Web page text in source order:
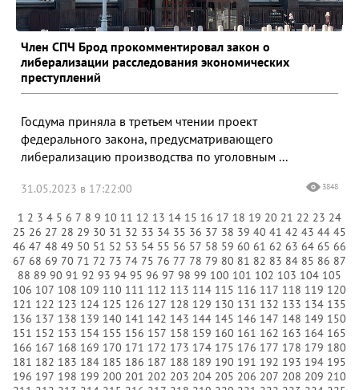
Член СПЧ Брод прокомментировал закон о
либерализации расследования экономических
преступлений
Госдума приняла в третьем чтении проект
федерального закона, предусматривающего
либерализацию производства по уголовным ...
31.05.2023 в 17:22:00 3848
1 2 3 4 5 6 7 8 9 10 11 12 13 14 15 16 17 18 19 20 21 22 23 24
25 26 27 28 29 30 31 32 33 34 35 36 37 38 39 40 41 42 43 44 45
46 47 48 49 50 51 52 53 54 55 56 57 58 59 60 61 62 63 64 65 66
67 68 69 70 71 72 73 74 75 76 77 78 79 80 81 82 83 84 85 86 87
88 89 90 91 92 93 94 95 96 97 98 99 100 101 102 103 104 105
106 107 108 109 110 111 112 113 114 115 116 117 118 119 120
121 122 123 124 125 126 127 128 129 130 131 132 133 134 135
136 137 138 139 140 141 142 143 144 145 146 147 148 149 150
151 152 153 154 155 156 157 158 159 160 161 162 163 164 165
166 167 168 169 170 171 172 173 174 175 176 177 178 179 180
181 182 183 184 185 186 187 188 189 190 191 192 193 194 195
196 197 198 199 200 201 202 203 204 205 206 207 208 209 210